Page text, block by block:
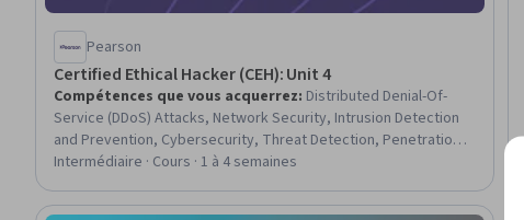
Pearson
Certified Ethical Hacker (CEH): Unit 4
Compétences que vous acquerrez: Distributed Denial-Of-
Service (DDoS) Attacks, Network Security, Intrusion Detection
and Prevention, Cybersecurity, Threat Detection, Penetration
Testing, Vulnerability Assessments, Firewall, Hardening,
Analysis
Intermédiaire · Cours · 1 à 4 semaines